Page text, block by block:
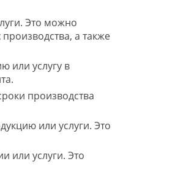
Это можно
а также
или услугу в
производства
или услуги. Это
или услуги. Это